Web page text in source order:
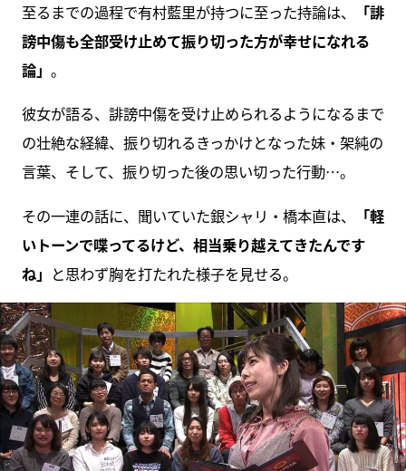
至るまでの過程で有村藍里が持つに至った持論は、
「誹
謗中傷も全部受け止めて振り切った方が幸せになれる
論」 。
彼女が語る、誹謗中傷を受け止められるようになるまで
の壮絶な経緯、振り切れるきっかけとなった妹・架純の
言葉、そして、振り切った後の思い切った行動…。
その一連の話に、聞いていた銀シャリ・橋本直は、
「軽
いトーンで喋ってるけど、相当乗り越えてきたんです
ね」 と思わず胸を打たれた様子を見せる。